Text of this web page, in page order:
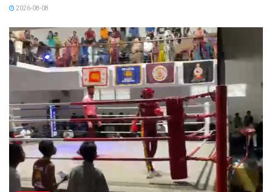
2026-08-08